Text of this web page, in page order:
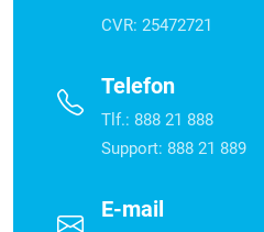
CVR: 25472721
Telefon
Tlf.: 888 21 888
Support: 888 21 889
E-mail